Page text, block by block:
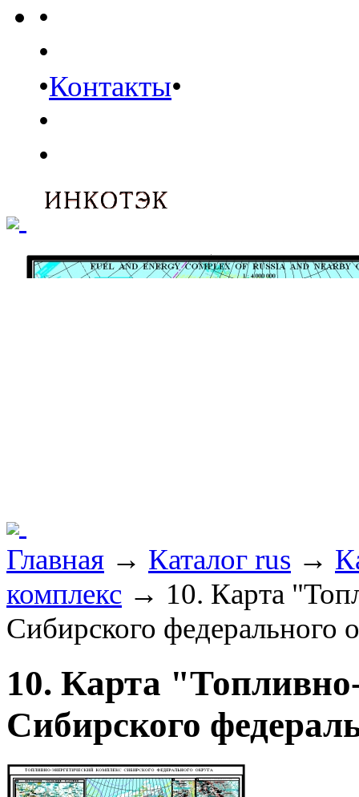
•
•
•Контакты•
•
•
Главная → Каталог rus →
комплекс → 10. Карта
Сибирского федерального
10. Карта
Сибирского